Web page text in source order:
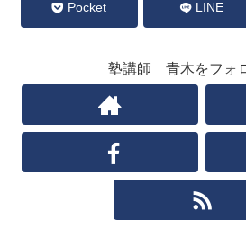
Pocket LINE
塾講師 青木をフォ